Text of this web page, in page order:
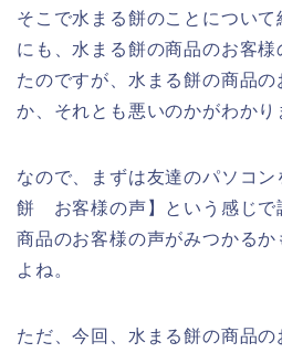
そこで水まる餅のことについて
にも、水まる餅の商品のお客
たのですが、水まる餅の商品
か、それとも悪いのかがわかり
なので、まずは友達のパソコ
餅 お客様の声】という感じで
商品のお客様の声がみつかる
よね。
ただ、今回、水まる餅の商品